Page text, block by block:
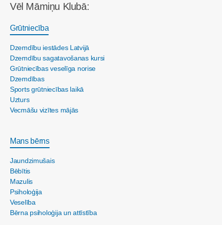
Vēl Māmiņu Klubā:
Grūtniecība
Dzemdību iestādes Latvijā
Dzemdību sagatavošanas kursi
Grūtniecības veselīga norise
Dzemdības
Sports grūtniecības laikā
Uzturs
Vecmāšu vizītes mājās
Mans bērns
Jaundzimušais
Bēbītis
Mazulis
Psiholoģija
Veselība
Bērna psiholoģija un attīstība